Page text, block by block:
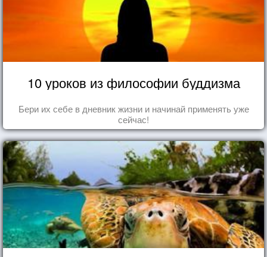
10 уроков из философии буддизма
Бери их себе в дневник жизни и начинай применять уже
сейчас!